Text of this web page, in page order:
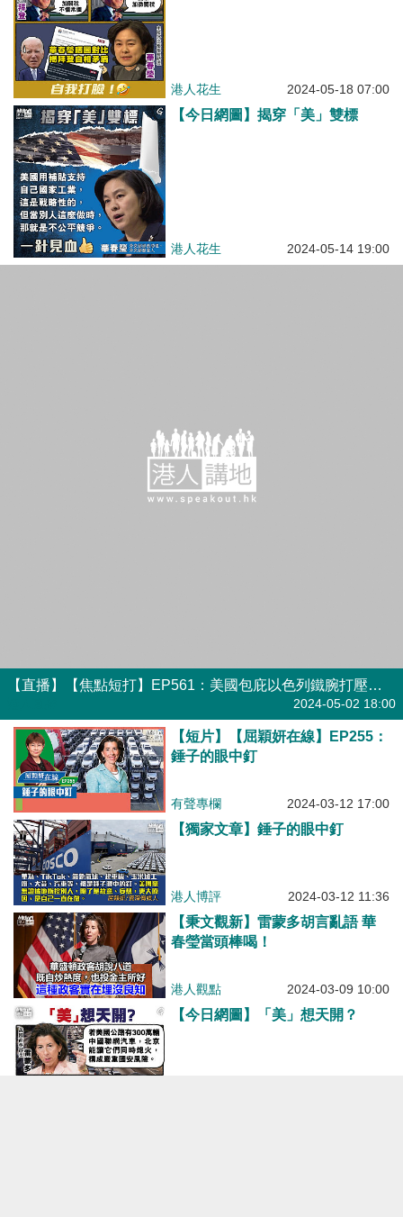
港人花生 2024-05-18 07:00
【今日網圖】揭穿「美」雙標
港人花生 2024-05-14 19:00
港人博評 2024-03-12 11:36
【秉文觀新】雷蒙多胡言亂語 華
春瑩當頭棒喝！
港人觀點 2024-03-09 10:00
【今日網圖】「美」想天開？
【今日網圖】發人深省